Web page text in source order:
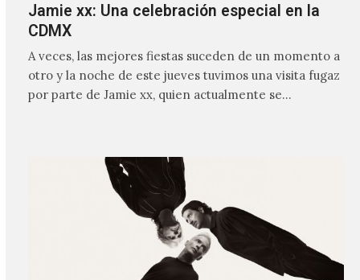
Jamie xx: Una celebración especial en la
CDMX
A veces, las mejores fiestas suceden de un momento a
otro y la noche de este jueves tuvimos una visita fugaz
por parte de Jamie xx, quien actualmente se